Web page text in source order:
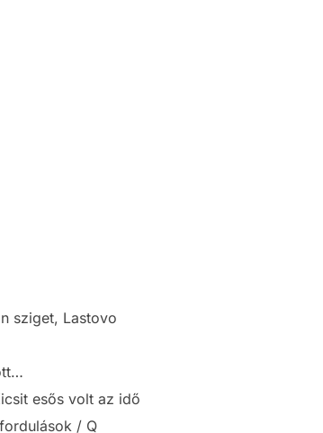
sziget, Lastovo
esős volt az idő
/ Q